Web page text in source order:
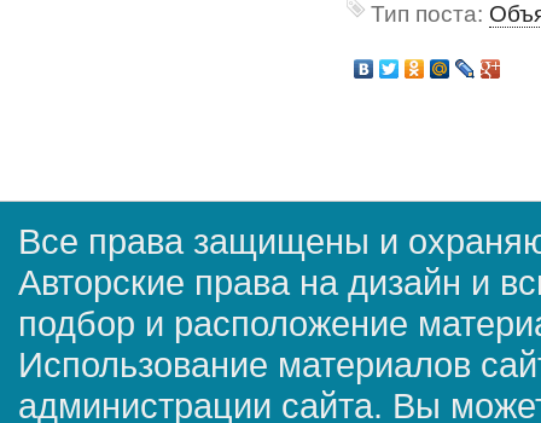
Тип поста:
Все права защищены и
Авторские права на дизайн и
подбор и расположение
Использование материалов
администрации сайта. Вы